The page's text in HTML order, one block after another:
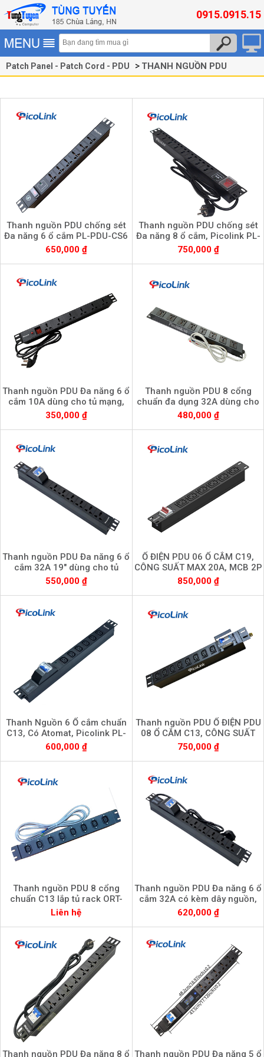
0915.0915.15
Patch Panel - Patch Cord - PDU THANH NGUỒN PDU
Thanh nguồn PDU chống sét
Đa năng 6 ổ cắm PL-PDU-CS6
650,000 ₫
Thanh nguồn PDU chống sét
Đa năng 8 ổ cắm, Picolink PL-
PDU-CS8
750,000 ₫
Thanh nguồn PDU Đa năng 6 ổ
cắm 10A dùng cho tủ mạng,
Picolink PL-PDU6-10A
350,000 ₫
Thanh nguồn PDU 8 cổng
chuẩn đa dụng 32A dùng cho
tủ mạng
480,000 ₫
Thanh nguồn PDU Đa năng 6 ổ
cắm 32A 19" dùng cho tủ
mạng PL-6P-32A
550,000 ₫
Ổ ĐIỆN PDU 06 Ổ CẮM C19,
CÔNG SUẤT MAX 20A, MCB 2P
32A
850,000 ₫
Thanh Nguồn 6 Ổ cắm chuẩn
C13, Có Atomat, Picolink PL-
PDU6MBC13
600,000 ₫
Thanh nguồn PDU Ổ ĐIỆN PDU
08 Ổ CẮM C13, CÔNG SUẤT
MAX 20A, MCB 2P 32A
750,000 ₫
Thanh nguồn PDU 8 cổng
chuẩn C13 lắp tủ rack ORT-
C1310-8-AV chính hãng
Liên hệ
Thanh nguồn PDU Đa năng 6 ổ
cắm 32A có kèm dây nguồn,
Picolink PL-PDU6D-32A
620,000 ₫
Thanh nguồn PDU Đa năng 8 ổ Thanh nguồn PDU Đa năng 5 ổ